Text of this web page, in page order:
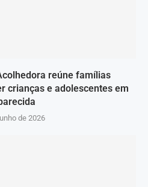
reúne famílias
crianças e adolescentes em
de 2026